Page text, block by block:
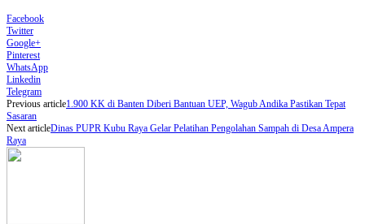
Facebook
Twitter
Google+
Pinterest
WhatsApp
Linkedin
Telegram
Previous article1.900 KK di Banten Diberi Bantuan UEP, Wagub Andika Pastikan Tepat
Sasaran
Next articleDinas PUPR Kubu Raya Gelar Pelatihan Pengolahan Sampah di Desa Ampera
Raya